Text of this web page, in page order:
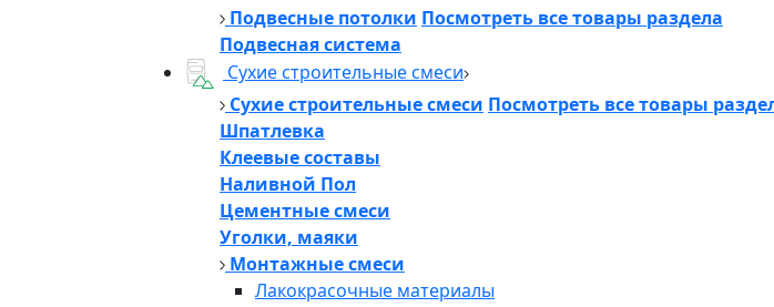
Подвесные потолки Посмотреть все товары раздела
Подвесная система
Сухие строительные смеси
Сухие строительные смеси Посмотреть все товары
Шпатлевка
Клеевые составы
Наливной Пол
Цементные смеси
Уголки, маяки
Монтажные смеси
Лакокрасочные материалы